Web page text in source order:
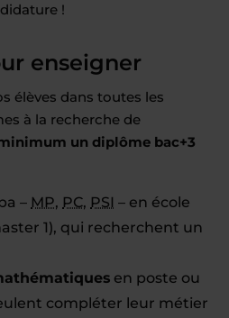
!
enseigner
élèves dans toutes les
à la recherche de
un diplôme bac+3
– MP, PC, PSI – en école
1), qui recherchent un
en poste ou
compléter leur métier